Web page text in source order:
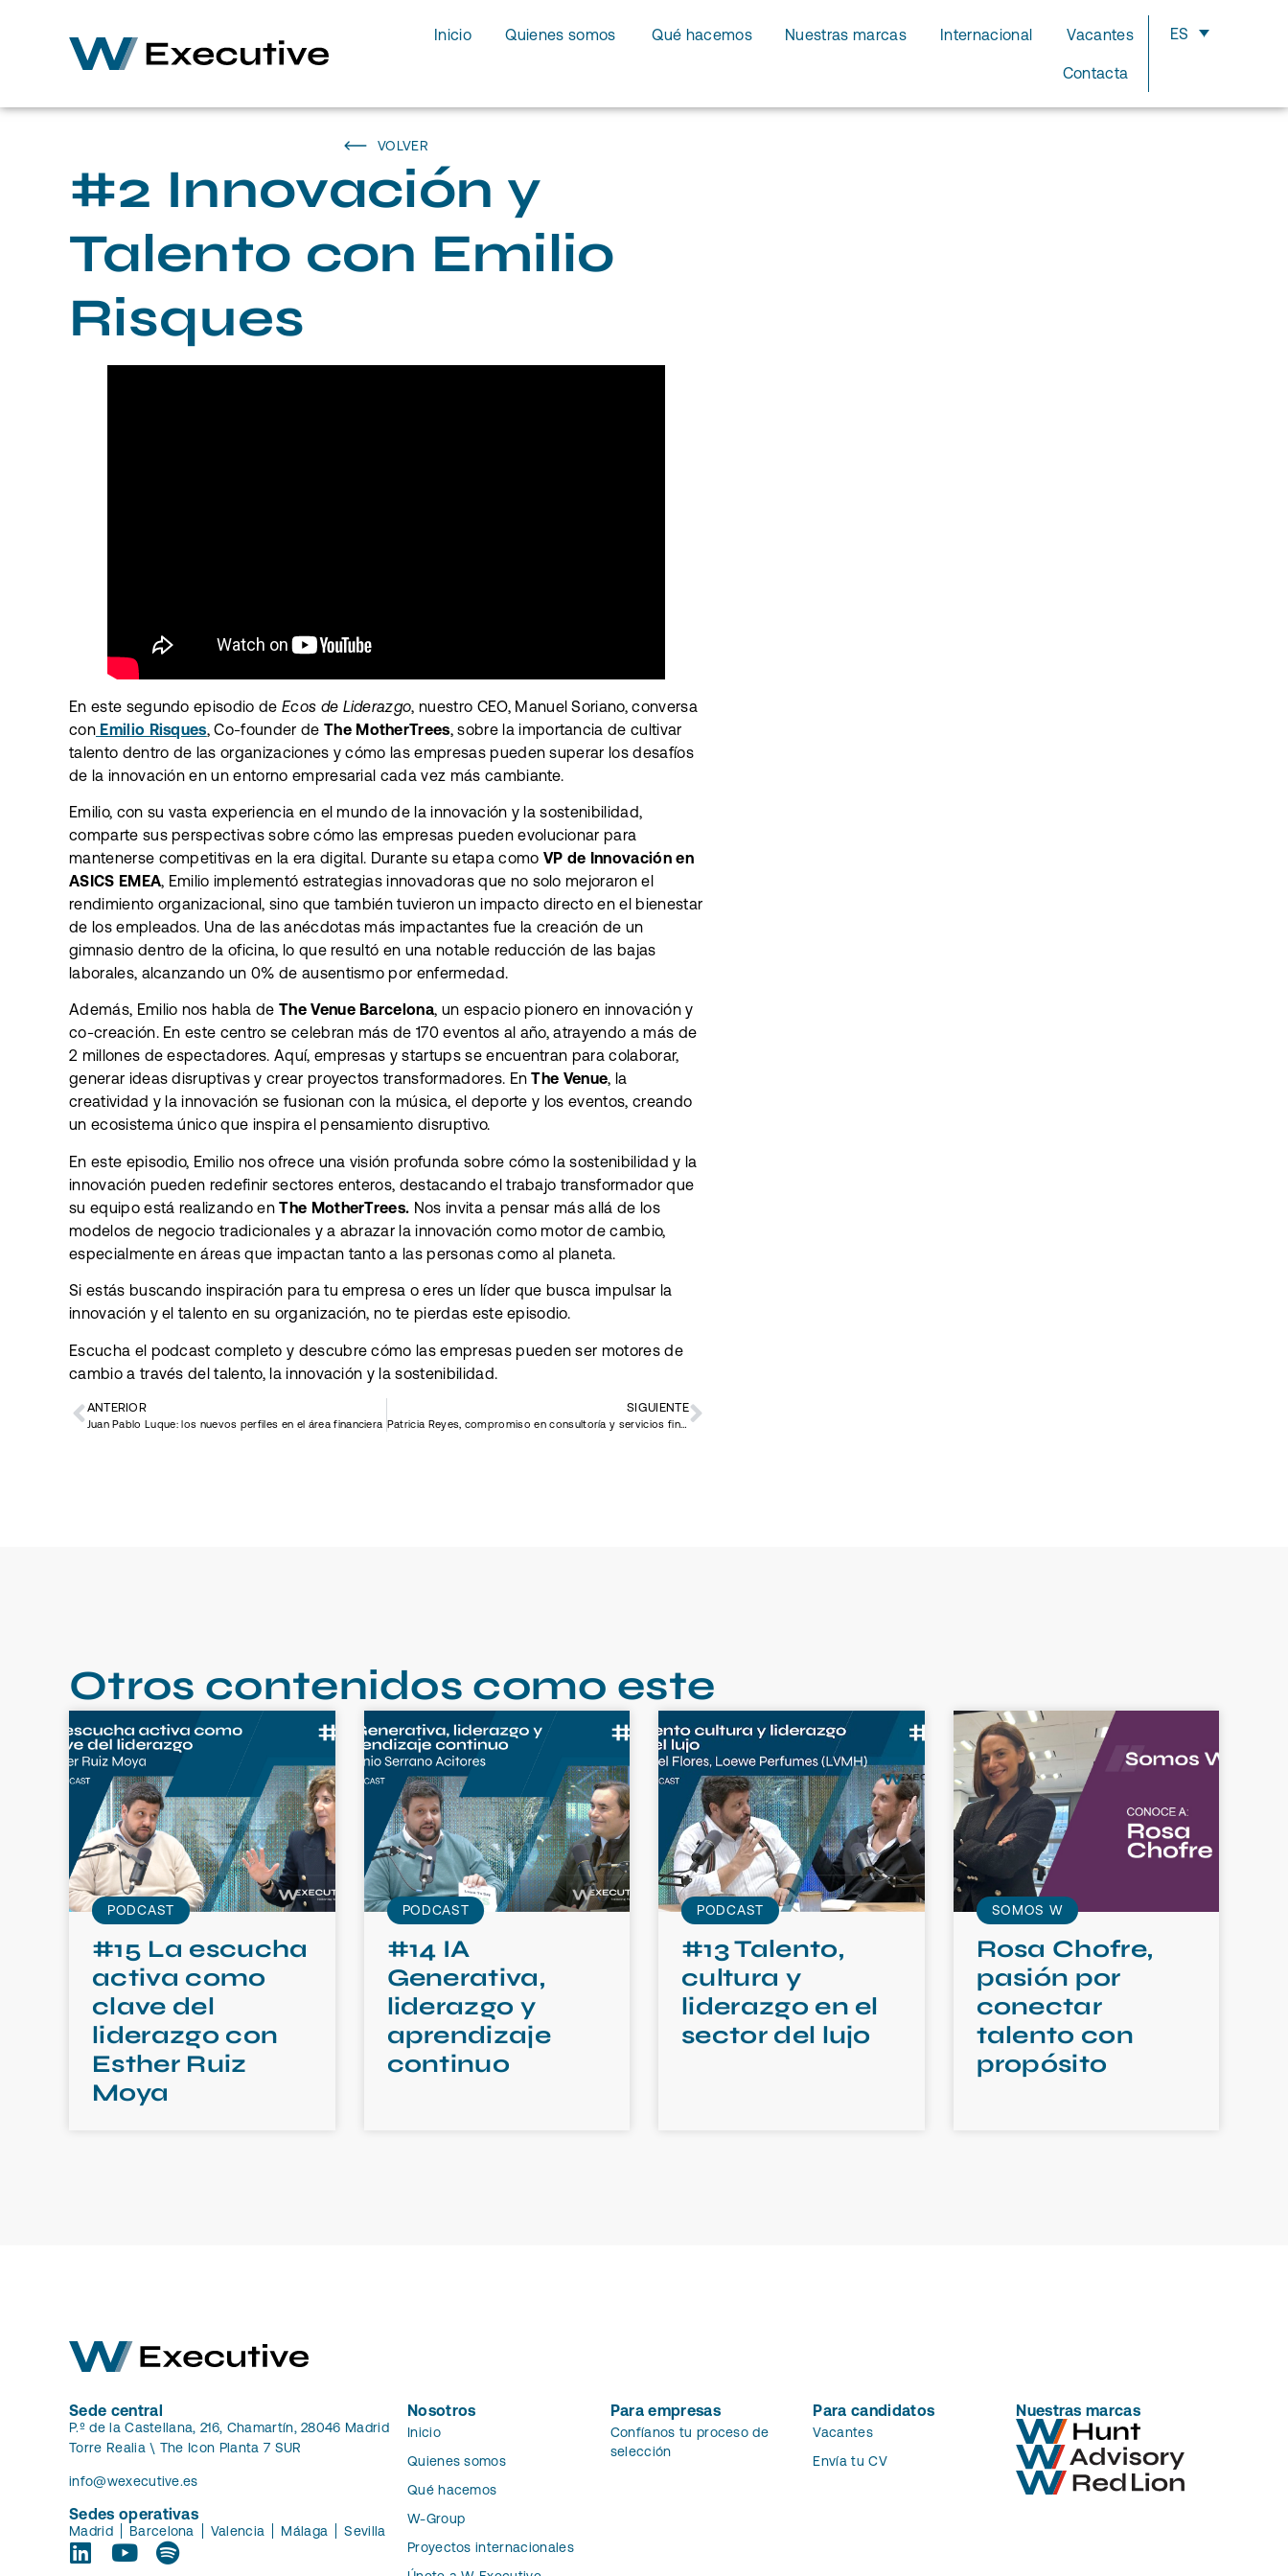
Inicio Quienes somos Qué hacemos Nuestras marcas Internacional Vacantes
Contacta
ES
VOLVER
#2 Innovación y
Talento con Emilio
Risques
En este segundo episodio de Ecos de Liderazgo , nuestro CEO, Manuel Soriano, conversa
conEmilio Risques , Co-founder de The MotherTrees , sobre la importancia de cultivar
talento dentro de las organizaciones y cómo las empresas pueden superar los desafíos
de la innovación en un entorno empresarial cada vez más cambiante.
Emilio, con su vasta experiencia en el mundo de la innovación y la sostenibilidad,
comparte sus perspectivas sobre cómo las empresas pueden evolucionar para
mantenerse competitivas en la era digital. Durante su etapa como VP de Innovación en
ASICS EMEA, Emilio implementó estrategias innovadoras que no solo mejoraron el
rendimiento organizacional, sino que también tuvieron un impacto directo en el bienestar
de los empleados. Una de las anécdotas más impactantes fue la creación de un
gimnasio dentro de la oficina, lo que resultó en una notable reducción de las bajas
laborales, alcanzando un 0% de ausentismo por enfermedad.
Además, Emilio nos habla de The Venue Barcelona, un espacio pionero en innovación y
co-creación. En este centro se celebran más de 170 eventos al año, atrayendo a más de
2 millones de espectadores. Aquí, empresas y startups se encuentran para colaborar,
generar ideas disruptivas y crear proyectos transformadores. EnThe Venue, la
creatividad y la innovación se fusionan con la música, el deporte y los eventos, creando
un ecosistema único que inspira el pensamiento disruptivo.
En este episodio, Emilio nos ofrece una visión profunda sobre cómo la sostenibilidad y la
innovación pueden redefinir sectores enteros, destacando el trabajo transformador que
su equipo está realizando enThe MotherTrees. Nos invita a pensar más allá de los
modelos de negocio tradicionales y a abrazar la innovación como motor de cambio,
especialmente en áreas que impactan tanto a las personas como al planeta.
Si estás buscando inspiración para tu empresa o eres un líder que busca impulsar la
innovación y el talento en su organización, no te pierdas este episodio.
Escucha el podcast completo y descubre cómo las empresas pueden ser motores de
cambio a través del talento, la innovación y la sostenibilidad.
ANTERIOR
Juan Pablo Luque: los nuevos perfiles en el área financiera
SIGUIENTE
Patricia Reyes, compromiso en consultoría y servicios financieros
Otros contenidos como este
PODCAST
#15 La escucha
activa como
clave del
liderazgo con
Esther Ruiz
Moya
PODCAST
#14 IA
Generativa,
liderazgo y
aprendizaje
continuo
PODCAST
#13 Talento,
cultura y
liderazgo en el
sector del lujo
SOMOS W
Rosa Chofre,
pasión por
conectar
talento con
propósito
Sede central
P.º de la Castellana, 216, Chamartín, 28046 Madrid
Torre Realia \ The Icon Planta 7 SUR
info@wexecutive.es
Sedes operativas
Madrid Barcelona Valencia Málaga Sevilla
Nosotros
Inicio
Quienes somos
Qué hacemos
W-Group
Proyectos internacionales
Para empresas
Confíanos tu proceso de
selección
Para candidatos
Vacantes
Envía tu CV
Nuestras marcas